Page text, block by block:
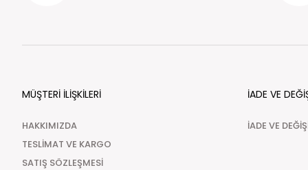
MÜŞTERİ İLİŞKİLERİ
HAKKIMIZDA
TESLİMAT VE KARGO
SATIŞ SÖZLEŞMESİ
İADE VE
İADE VE